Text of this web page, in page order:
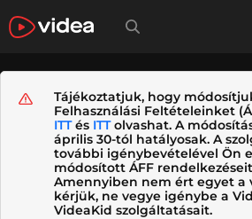
Tájékoztatjuk, hogy
Felhasználási Feltételeinket
ITTés ITTolvashat. A
április 30-tól hatályosak. A
további igénybevételével Ön
módosított ÁFF
Amennyiben nem ért egyet a
kérjük, ne vegye igénybe a
VideaKid szolgáltatásait.